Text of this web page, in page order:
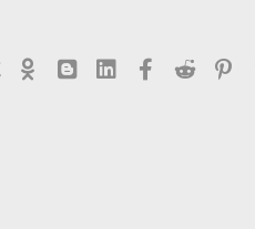
Vk Ok mes_blogger
Linked InFacebook
Reddit